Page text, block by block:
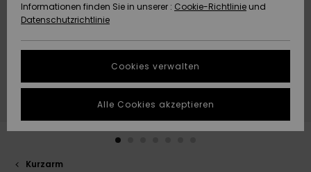
Highlights
Highlights
Starten Sie eine
um die
schnellste
Antwort auf Ihre
erhalten.
NACHHALTIGKEIT
SHOPS
QUIKSILVER APP
WUNSCHLISTE
Kurzarm
Informationen finden Sie in unserer : Cookie-Richtlinie und
Datenschutzrichtlinie
Cookies verwalten
Alle Cookies akzeptieren